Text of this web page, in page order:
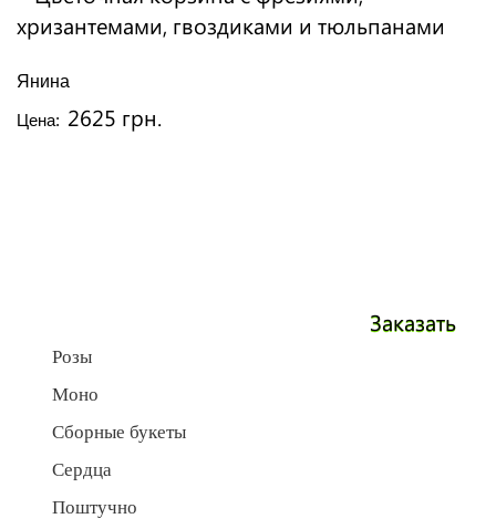
Янина
Цена: 2625 грн.
Заказать
Розы
Моно
Сборные букеты
Сердца
Поштучно